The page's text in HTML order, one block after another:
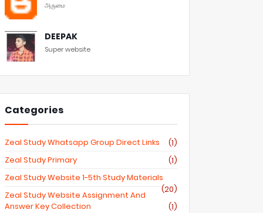
அருமை
DEEPAK
Super website
Categories
Zeal Study Whatsapp Group Direct Links
(1)
Zeal Study Primary
(1)
Zeal Study Website 1-5th Study Materials
(20)
Zeal Study Website Assignment And
Answer Key Collection
(1)